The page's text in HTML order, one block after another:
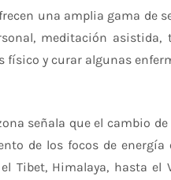
una amplia gama de
meditación
y curar algunas
señala que el cambio
de los focos de
Tibet, Himalaya, hasta el